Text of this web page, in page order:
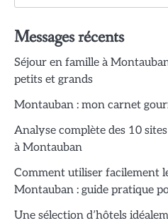
Messages récents
Séjour en famille à
petits et grands
Montauban : mon carnet
Analyse complète des 10
à Montauban
Comment utiliser facilement
Montauban : guide pratique
Une sélection d’hôtels